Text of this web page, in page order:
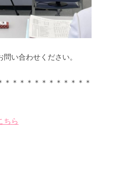
い合わせください。
＊＊＊＊＊＊＊＊＊＊＊＊
ちら